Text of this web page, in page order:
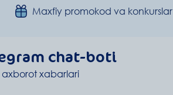
Maxfiy promokod va konkurslar
chat-boti
xabarlari